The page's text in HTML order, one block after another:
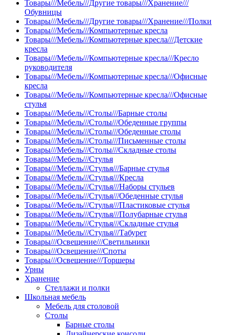
Товары///Мебель///Другие товары///Хранение///
Обувницы
Товары///Мебель///Другие товары///Хранение///Полки
Товары///Мебель///Компьютерные кресла
Товары///Мебель///Компьютерные кресла///Детские
кресла
Товары///Мебель///Компьютерные кресла///Кресло
руководителя
Товары///Мебель///Компьютерные кресла///Офисные
кресла
Товары///Мебель///Компьютерные кресла///Офисные
стулья
Товары///Мебель///Столы///Барные столы
Товары///Мебель///Столы///Обеденные группы
Товары///Мебель///Столы///Обеденные столы
Товары///Мебель///Столы///Письменные столы
Товары///Мебель///Столы///Складные столы
Товары///Мебель///Стулья
Товары///Мебель///Стулья///Барные стулья
Товары///Мебель///Стулья///Кресла
Товары///Мебель///Стулья///Наборы стульев
Товары///Мебель///Стулья///Обеденные стулья
Товары///Мебель///Стулья///Пластиковые стулья
Товары///Мебель///Стулья///Полубарные стулья
Товары///Мебель///Стулья///Складные стулья
Товары///Мебель///Стулья///Табурет
Товары///Освещение///Светильники
Товары///Освещение///Споты
Товары///Освещение///Торшеры
Урны
Хранение
Стеллажи и полки
Школьная мебель
Мебель для столовой
Столы
Барные столы